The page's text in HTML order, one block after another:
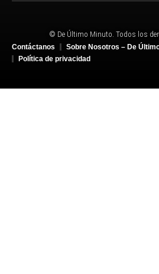
© De Último Minuto. Todos los
Contáctanos
Sobre Nosotros – De
Política de privacidad